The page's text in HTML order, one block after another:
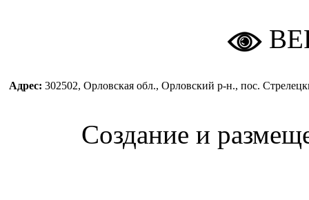
Адрес: 302502, Орловская обл., Орловский р-н., пос.
Создание и